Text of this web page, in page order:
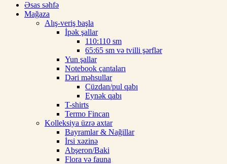
Əsas səhfə
Mağaza
Alış-veriş başla
İpək şallar
110:110 sm
65:65 sm və tvilli şərflər
Yun şallar
Notebook çantaları
Dəri məhsullar
Cüzdan/pul qabı
Eynək qabı
T-shirts
Termo Fincan
Kolleksiya üzrə axtar
Bayramlar & Nağillar
İrsi xəzinə
Abşeron/Baki
Flora və fauna